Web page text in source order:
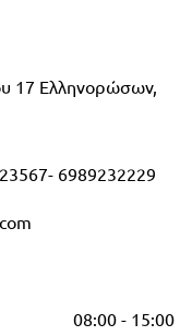
17 Ελληνορώσων,
- 6989232229
08:00 - 15:00